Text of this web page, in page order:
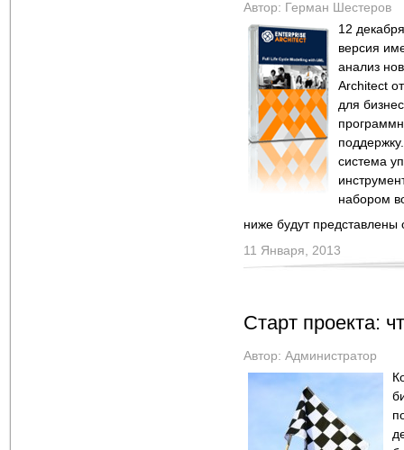
Автор: Герман Шестеров
12
версия
анализ
Architect
для
система
набором
ниже будут
11 Января, 2013
Старт проекта:
Автор: Администратор